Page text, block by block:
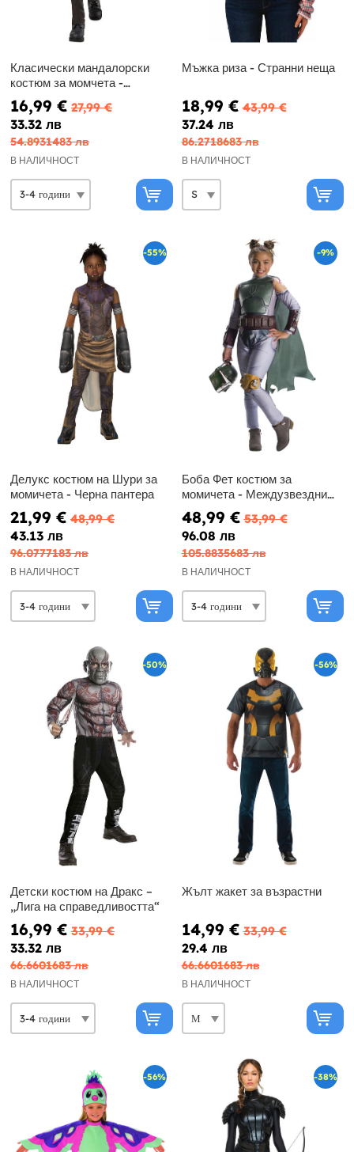
Класически мандалорски
костюм за момчета -
Междузвездни войни
16,99 € 27,99 €
33.32 лв
54.8931483 лв
В НАЛИЧНОСТ
Мъжка риза - Странни неща
18,99 € 43,99 €
37.24 лв
86.2718683 лв
В НАЛИЧНОСТ
-55%
Делукс костюм на Шури за
момичета - Черна пантера
21,99 € 48,99 €
43.13 лв
96.0777183 лв
В НАЛИЧНОСТ
-9%
Боба Фет костюм за
момичета - Междузвездни
войни
48,99 € 53,99 €
96.08 лв
105.8835683 лв
В НАЛИЧНОСТ
-50%
Детски костюм на Дракс –
„Лига на справедливостта“
16,99 € 33,99 €
33.32 лв
66.6601683 лв
В НАЛИЧНОСТ
-56%
Жълт жакет за възрастни
14,99 € 33,99 €
29.4 лв
66.6601683 лв
В НАЛИЧНОСТ
-56% -38%